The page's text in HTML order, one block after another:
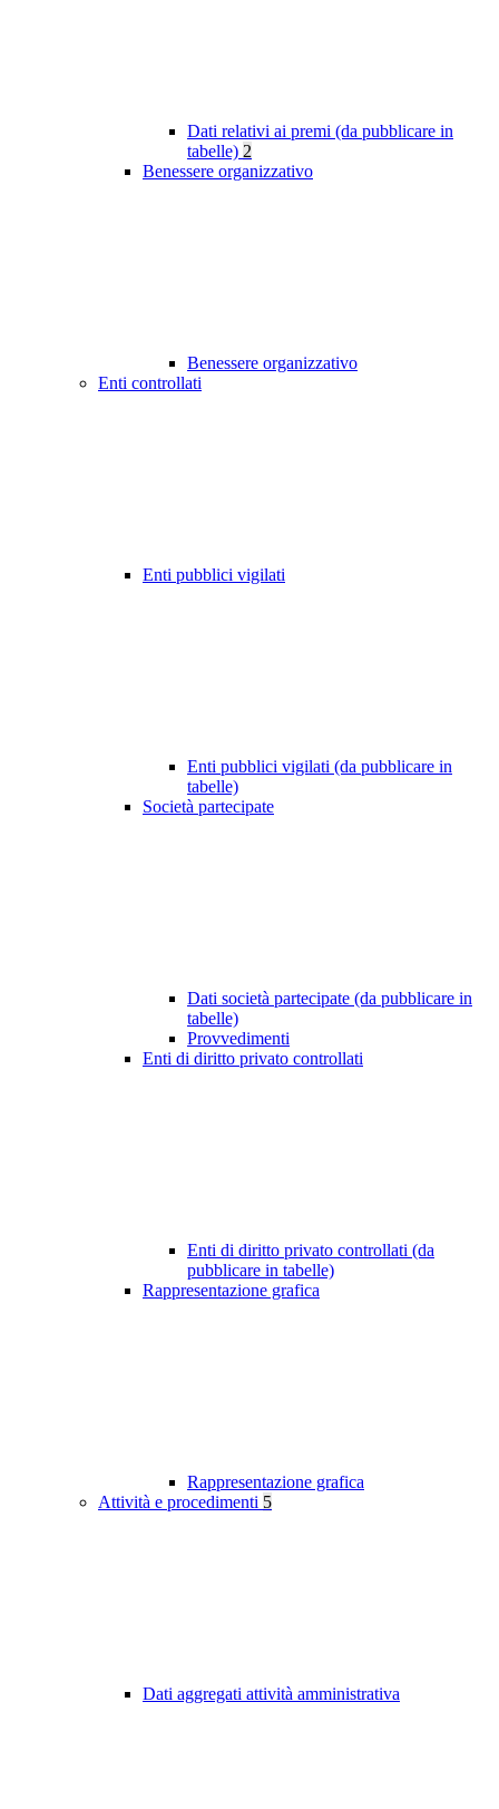
Dati relativi ai premi (da pubblicare in
tabelle) 2
Benessere organizzativo
Benessere organizzativo
Enti controllati
Enti pubblici vigilati
Enti pubblici vigilati (da pubblicare in
tabelle)
Società partecipate
Dati società partecipate (da pubblicare in
tabelle)
Provvedimenti
Enti di diritto privato controllati
Enti di diritto privato controllati (da
pubblicare in tabelle)
Rappresentazione grafica
Rappresentazione grafica
Attività e procedimenti 5
Dati aggregati attività amministrativa